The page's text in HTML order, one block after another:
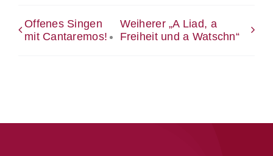
Offenes Singen
mit Cantaremos!
Weiherer „A Liad, a
Freiheit und a Watschn“